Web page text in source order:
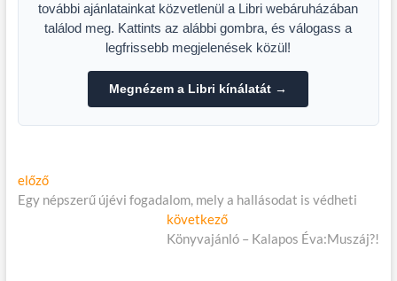
további ajánlatainkat közvetlenül a Libri webáruházában
találod meg. Kattints az alábbi gombra, és válogass a
legfrissebb megjelenések közül!
Megnézem a Libri kínálatát →
Bejegyzés
navigáció
előzőElőző
cikk:
Egy népszerű újévi fogadalom, mely a hallásodat is védheti
következőKövetkező
cikk:
Könyvajánló – Kalapos Éva:Muszáj?!